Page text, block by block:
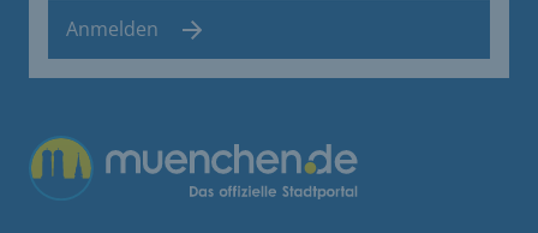
Anmelden
Übergreifende Links